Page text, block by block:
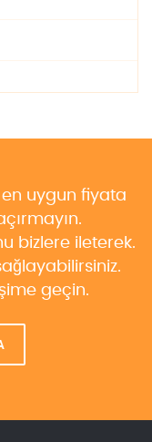
en uygun fiyata
bizlere ileterek.
geçin.